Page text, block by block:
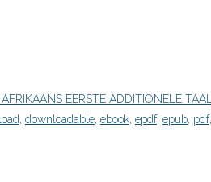
EERSTE ADDITIONELE TAAL
downloadable, ebook, epdf, epub, pdf,